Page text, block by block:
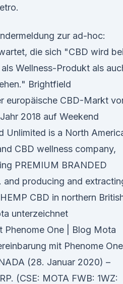
zur ad-hoc:
die sich "CBD wird bei
Wellness-Produkt als
Brightfield
europäische CBD-Markt
2018 auf Weekend
Unlimited is a North
CBD wellness company,
PREMIUM BRANDED
and producing and
CBD in northern
unterzeichnet
Phenome One | Blog Mota
mit Phenome
(28. Januar 2020) –
(CSE: MOTA FWB: 1WZ: